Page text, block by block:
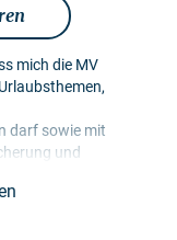
mich die MV
darf sowie mit
und
in
Gestaltung